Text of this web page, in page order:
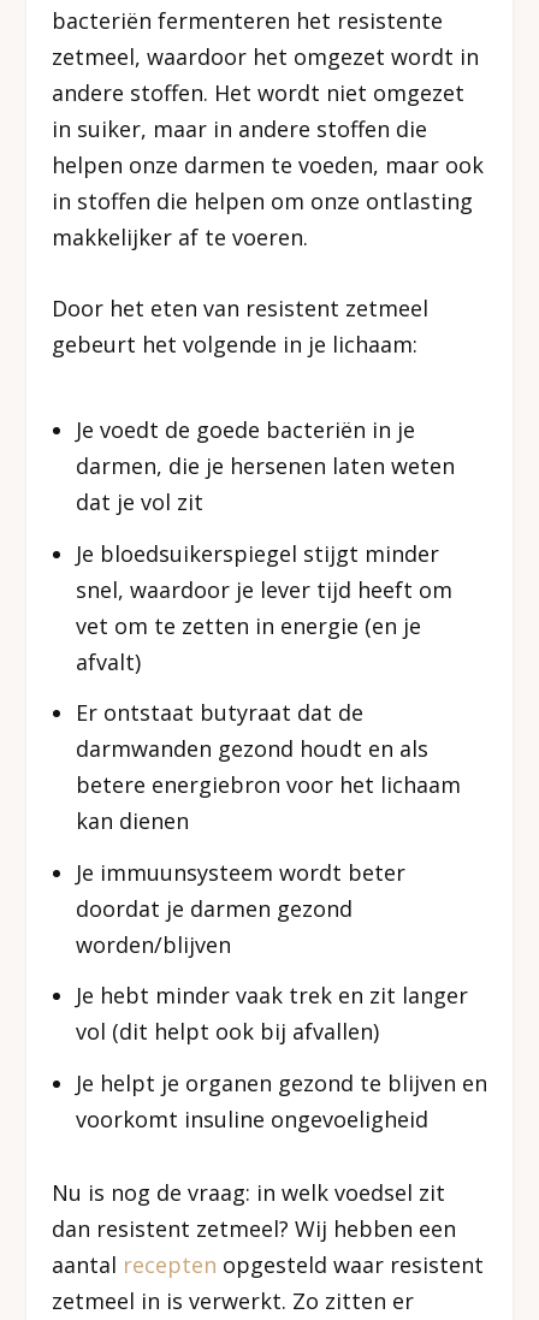
bacteriën fermenteren het resistente
zetmeel, waardoor het omgezet wordt in
andere stoffen. Het wordt niet omgezet
in suiker, maar in andere stoffen die
helpen onze darmen te voeden, maar ook
in stoffen die helpen om onze ontlasting
makkelijker af te voeren.
Door het eten van resistent zetmeel
gebeurt het volgende in je lichaam:
Je voedt de goede bacteriën in je
darmen, die je hersenen laten weten
dat je vol zit
Je bloedsuikerspiegel stijgt minder
snel, waardoor je lever tijd heeft om
vet om te zetten in energie (en je
afvalt)
Er ontstaat butyraat dat de
darmwanden gezond houdt en als
betere energiebron voor het lichaam
kan dienen
Je immuunsysteem wordt beter
doordat je darmen gezond
worden/blijven
Je hebt minder vaak trek en zit langer
vol (dit helpt ook bij afvallen)
Je helpt je organen gezond te blijven en
voorkomt insuline ongevoeligheid
Nu is nog de vraag: in welk voedsel zit
dan resistent zetmeel? Wij hebben een
aantal recepten opgesteld waar resistent
zetmeel in is verwerkt. Zo zitten er